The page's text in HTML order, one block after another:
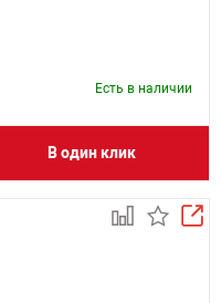
Есть в наличии
В один клик